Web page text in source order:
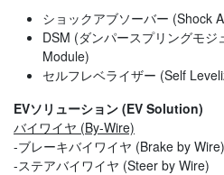
ショックアブソーバー (Shock
DSM (ダンパースプリングモ
Module)
セルフレベライザー (Self
EVソリューション (EV Solution)
バイワイヤ (By-Wire)
-ブレーキバイワイヤ (Brake by Wire)
-ステアバイワイヤ (Steer by Wire)